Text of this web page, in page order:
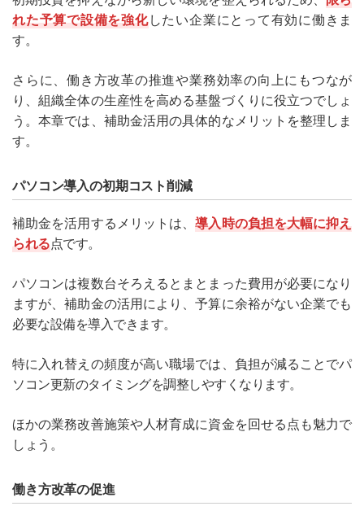
れた予算で設備を強化したい企業にとって有効に働きま
す。
さらに、働き方改革の推進や業務効率の向上にもつなが
り、組織全体の生産性を高める基盤づくりに役立つでしょ
う。本章では、補助金活用の具体的なメリットを整理しま
す。
パソコン導入の初期コスト削減
補助金を活用するメリットは、導入時の負担を大幅に抑え
られる点です。
パソコンは複数台そろえるとまとまった費用が必要になり
ますが、補助金の活用により、予算に余裕がない企業でも
必要な設備を導入できます。
特に入れ替えの頻度が高い職場では、負担が減ることでパ
ソコン更新のタイミングを調整しやすくなります。
ほかの業務改善施策や人材育成に資金を回せる点も魅力で
しょう。
働き方改革の促進